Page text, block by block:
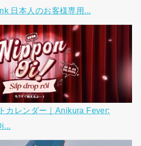
日本人のお客様専用...
カレンダー｜Anikura Fever: